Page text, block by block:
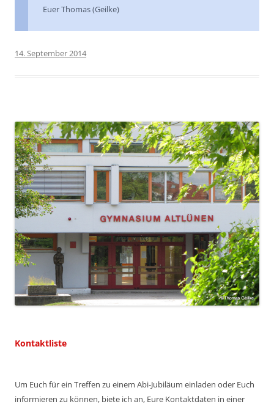
Euer Thomas (Geilke)
14. September 2014
Kontaktliste
Um Euch für ein Treffen zu einem Abi-Jubiläum einladen oder Euch
informieren zu können, biete ich an, Eure Kontaktdaten in einer